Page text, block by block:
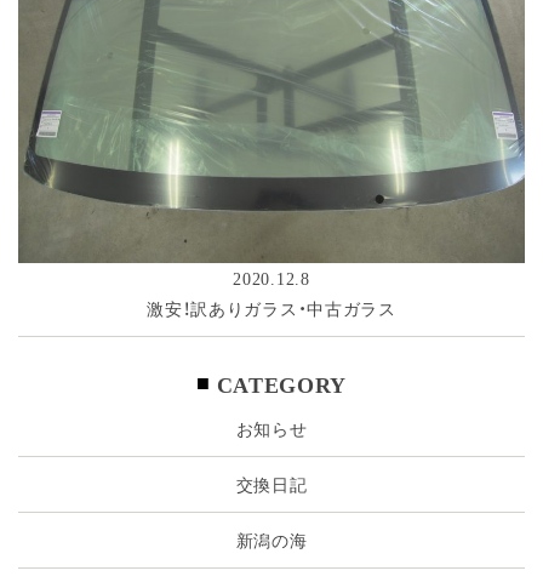
2020.12.8
激安！訳ありガラス・中古ガラス
CATEGORY
お知らせ
交換日記
新潟の海